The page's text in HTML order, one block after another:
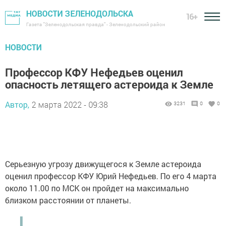
НОВОСТИ ЗЕЛЕНОДОЛЬСКА
Газета "Зеленодольская правда" - Зеленодольский район
16+
НОВОСТИ
Профессор КФУ Нефедьев оценил
опасность летящего астероида к Земле
Автор, 2 марта 2022 - 09:38 3231 0 0
Серьезную угрозу движущегося к Земле астероида
оценил профессор КФУ Юрий Нефедьев. По его 4 марта
около 11.00 по МСК он пройдет на максимально
близком расстоянии от планеты.